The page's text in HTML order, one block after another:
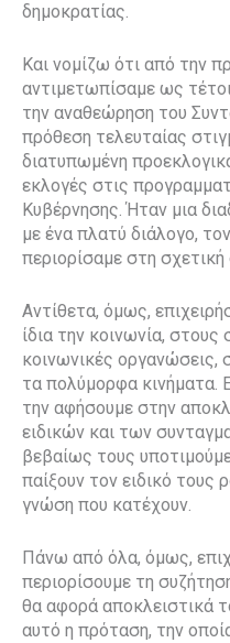
δημοκρατίας.
Και νομίζω ότι από την
αντιμετωπίσαμε ως
την αναθεώρηση του
πρόθεση τελευταίας
διατυπωμένη
εκλογές στις
Κυβέρνησης. Ήταν μια
με ένα πλατύ διάλογο,
περιορίσαμε στη
Αντίθετα, όμως,
ίδια την κοινωνία, στους
κοινωνικές οργανώσεις,
τα πολύμορφα κινήματα.
την αφήσουμε στην
ειδικών και των
βεβαίως τους
παίξουν τον ειδικό τους
γνώση που κατέχουν.
Πάνω από όλα, όμως,
περιορίσουμε τη
θα αφορά αποκλειστικά
αυτό η πρόταση, την